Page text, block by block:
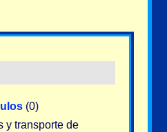
(0)
y transporte de